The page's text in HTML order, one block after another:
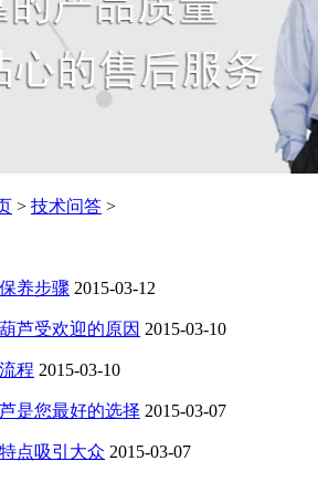
> 技术问答 >
养步骤 2015-03-12
芦受欢迎的原因 2015-03-10
程 2015-03-10
是您最好的选择 2015-03-07
点吸引大众 2015-03-07